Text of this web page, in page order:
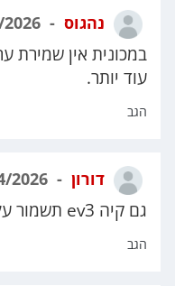
נהגוס
במכונית אין שמירת
עוד יותר.
הגב
דורון
גם קיה ev3 תשמור על מחיר ואמינות
הגב